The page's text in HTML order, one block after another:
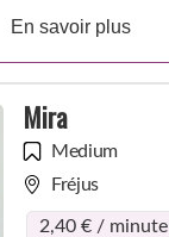
En savoir plus
Mira
Medium
Fréjus
2,40 € / minute